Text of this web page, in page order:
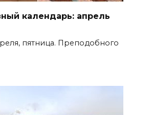
календарь: апрель
пятница. Преподобного